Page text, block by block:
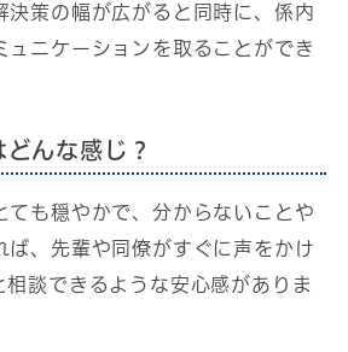
決策の幅が広がると同時に、係内
ュニケーションを取ることができ
んな感じ？
ても穏やかで、分からないことや
ば、先輩や同僚がすぐに声をかけ
相談できるような安心感がありま